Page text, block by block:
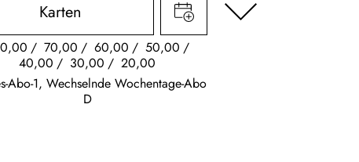
Karten
70,00 60,00
50,00
40,00
30,00
20,00
Abo-1, Wechselnde Wochentage-Abo
D